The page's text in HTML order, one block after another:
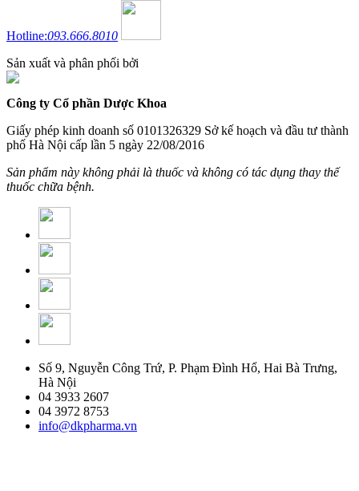
Hotline:093.666.8010
Sản xuất và phân phối bởi
Công ty Cổ phần Dược Khoa
Giấy phép kinh doanh số 0101326329 Sở kế hoạch và đầu tư thành
phố Hà Nội cấp lần 5 ngày 22/08/2016
Sản phẩm này không phải là thuốc và không có tác dụng thay thế
thuốc chữa bệnh.
Số 9, Nguyễn Công Trứ, P. Phạm Đình Hổ, Hai Bà Trưng,
Hà Nội
04 3933 2607
04 3972 8753
info@dkpharma.vn